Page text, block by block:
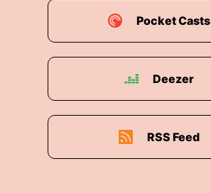
Pocket Casts
Deezer
RSS Feed